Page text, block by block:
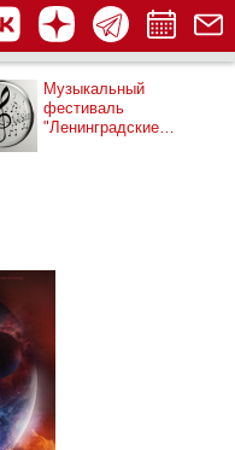
Музыкальный
фестиваль
"Ленинградские